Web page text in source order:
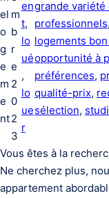
el
o
g
e
m
e
nt
m
b
r
e
2
0
2
3
en
t
lo
ué
lo
ue
r
grande
professionnels,
logements
opportunité à
préférences,
qualité-prix,
sélection,
Vous êtes à la
Ne cherchez plus,
appartement